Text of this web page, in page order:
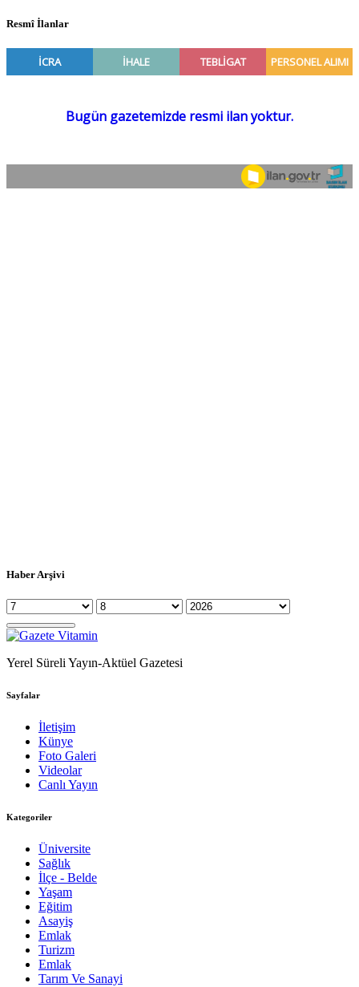
Resmî İlanlar
Haber Arşivi
Yerel Süreli Yayın-Aktüel Gazetesi
Sayfalar
İletişim
Künye
Foto Galeri
Videolar
Canlı Yayın
Kategoriler
Üniversite
Sağlık
İlçe - Belde
Yaşam
Eğitim
Asayiş
Emlak
Turizm
Emlak
Tarım Ve Sanayi